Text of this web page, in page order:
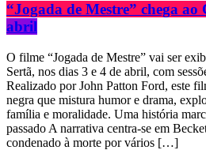
“Jogada de Mestre” chega ao
abril
O filme “Jogada de Mestre” vai ser
Sertã, nos dias 3 e 4 de abril, com
Realizado por John Patton Ford, este
negra que mistura humor e drama,
família e moralidade. Uma história
passado A narrativa centra-se em
condenado à morte por vários […]